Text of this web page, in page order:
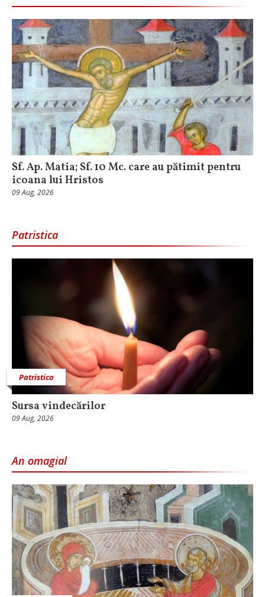
Sf. Ap. Matia; Sf. 10 Mc. care au pătimit pentru
icoana lui Hristos
09 Aug, 2026
Patristica
Patristica
Sursa vindecărilor
09 Aug, 2026
An omagial